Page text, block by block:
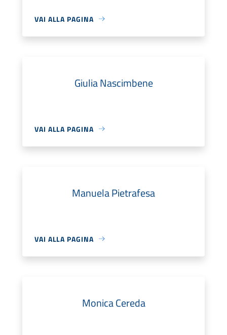
VAI ALLA PAGINA
Giulia Nascimbene
VAI ALLA PAGINA
Manuela Pietrafesa
VAI ALLA PAGINA
Monica Cereda